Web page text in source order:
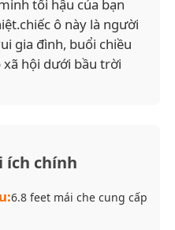
bằng gỗ
tím
tối hậu của bạn
ô này là người
gia đình, buổi chiều
xã hội dưới bầu trời
ích chính
6.8 feet mái che cung cấp